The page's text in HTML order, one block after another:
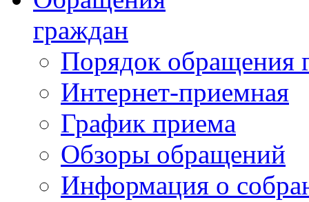
граждан
Порядок обращения
Интернет-приемная
График приема
Обзоры обращений
Информация о